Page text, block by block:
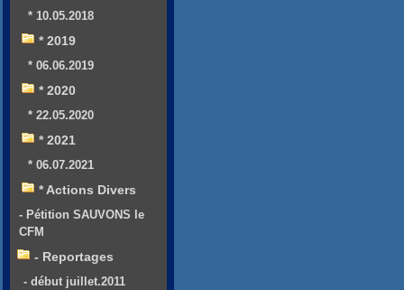
* 10.05.2018
* 2019
* 06.06.2019
* 2020
* 22.05.2020
* 2021
* 06.07.2021
* Actions Divers
- Pétition SAUVONS le
CFM
- Reportages
- début juillet.2011